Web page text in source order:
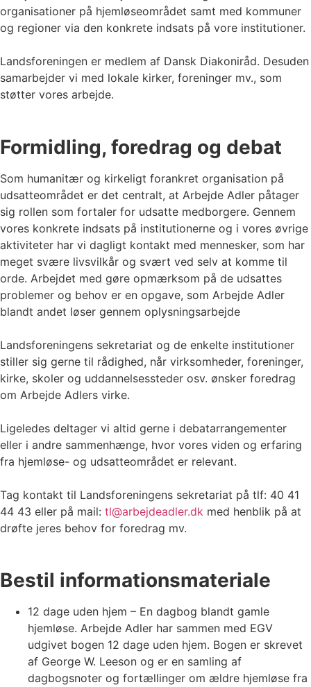
organisationer på hjemløseområdet samt med kommuner
og regioner via den konkrete indsats på vore institutioner.
Landsforeningen er medlem af Dansk Diakoniråd. Desuden
samarbejder vi med lokale kirker, foreninger mv., som
støtter vores arbejde.
Formidling, foredrag og debat
Som humanitær og kirkeligt forankret organisation på
udsatteområdet er det centralt, at Arbejde Adler påtager
sig rollen som fortaler for udsatte medborgere. Gennem
vores konkrete indsats på institutionerne og i vores øvrige
aktiviteter har vi dagligt kontakt med mennesker, som har
meget svære livsvilkår og svært ved selv at komme til
orde. Arbejdet med gøre opmærksom på de udsattes
problemer og behov er en opgave, som Arbejde Adler
blandt andet løser gennem oplysningsarbejde
Landsforeningens sekretariat og de enkelte institutioner
stiller sig gerne til rådighed, når virksomheder, foreninger,
kirke, skoler og uddannelsessteder osv. ønsker foredrag
om Arbejde Adlers virke.
Ligeledes deltager vi altid gerne i debatarrangementer
eller i andre sammenhænge, hvor vores viden og erfaring
fra hjemløse- og udsatteområdet er relevant.
Tag kontakt til Landsforeningens sekretariat på tlf: 40 41
44 43 eller på mail: tl@arbejdeadler.dk med henblik på at
drøfte jeres behov for foredrag mv.
Bestil informationsmateriale
12 dage uden hjem – En dagbog blandt gamle
hjemløse. Arbejde Adler har sammen med EGV
udgivet bogen 12 dage uden hjem. Bogen er skrevet
af George W. Leeson og er en samling af
dagbogsnoter og fortællinger om ældre hjemløse fra